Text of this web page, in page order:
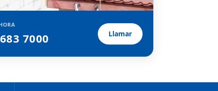
7000 Llamar